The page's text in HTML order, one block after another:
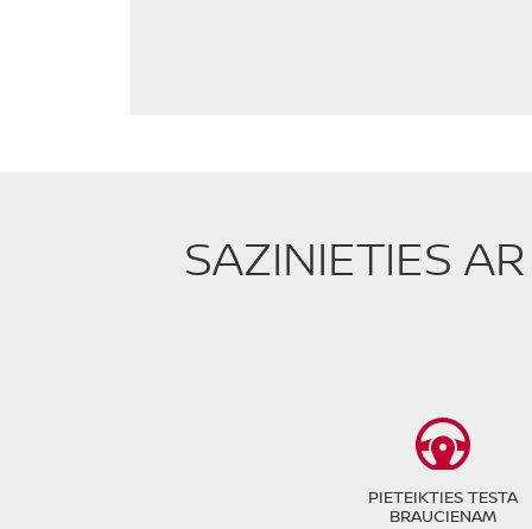
SAZINIETIES
PIETEIKTIES TESTA
BRAUCIENAM